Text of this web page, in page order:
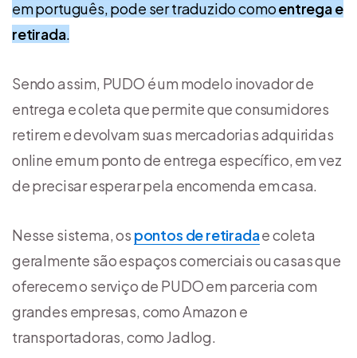
em português, pode ser traduzido comoentrega e
retirada.
Sendo assim, PUDO é um modelo inovador de
entrega e coleta que permite que consumidores
retirem e devolvam suas mercadorias adquiridas
online em um ponto de entrega específico, em vez
de precisar esperar pela encomenda em casa.
Nesse sistema, os pontos de retiradae coleta
geralmente são espaços comerciais ou casas que
oferecem o serviço de PUDO em parceria com
grandes empresas, como Amazon e
transportadoras, como Jadlog.